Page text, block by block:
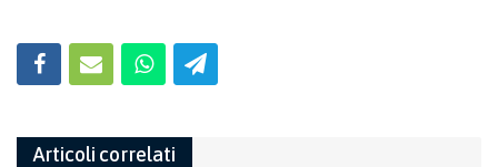
Articoli correlati